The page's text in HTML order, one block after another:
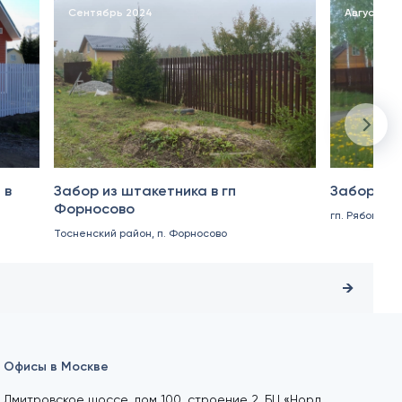
в
Сентябрь 2024
Забор из штакетника в гп
Форносово
Тосненский район, п. Форносово
Август
Забор из
гп. Рябово
Офисы в Москве
Дмитровское шоссе, дом 100, строение 2, БЦ «Норд